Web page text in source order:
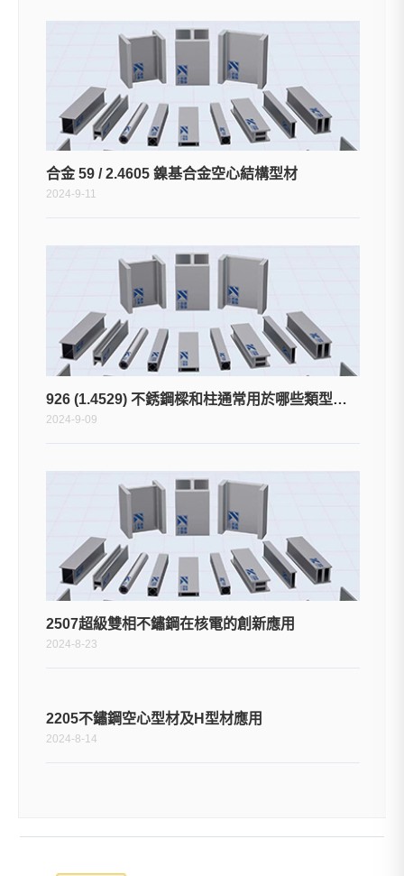
合金 59 / 2.4605 鎳基合金空心結構型材
2024-9-11
926 (1.4529) 不銹鋼樑和柱通常用於哪些類型的應用或環境？
2024-9-09
2507超級雙相不鏽鋼在核電的創新應用
2024-8-23
2205不鏽鋼空心型材及H型材應用
2024-8-14